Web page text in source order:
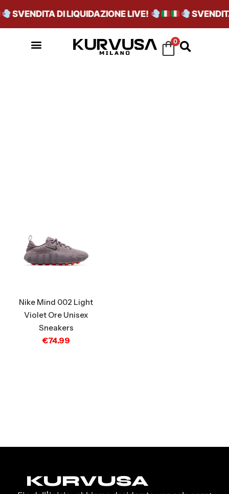
SVENDITA DI LIQUIDAZIONE LIVE!
0
Nike Mind 002 Light
Violet Ore Unisex
Sneakers
€74.99
KURVUSA